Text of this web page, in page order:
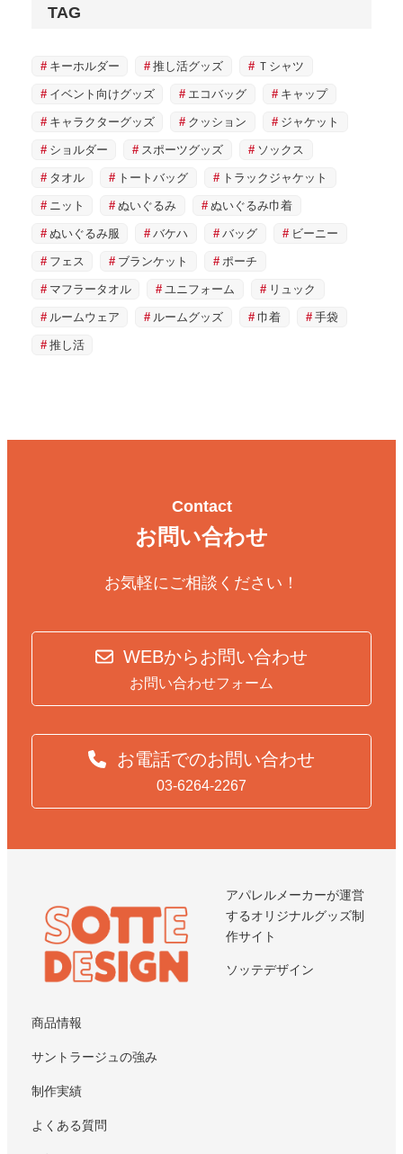
TAG
キーホルダー 推し活グッズ Ｔシャツ
イベント向けグッズ エコバッグ キャップ
キャラクターグッズ クッション ジャケット
ショルダー スポーツグッズ ソックス
タオル トートバッグ トラックジャケット
ニット ぬいぐるみ ぬいぐるみ巾着
ぬいぐるみ服 バケハ バッグ ビーニー
フェス ブランケット ポーチ
マフラータオル ユニフォーム リュック
ルームウェア ルームグッズ 巾着 手袋
推し活
Contact
お問い合わせ
お気軽にご相談ください！
WEBからお問い合わせ
お問い合わせフォーム
お電話でのお問い合わせ
03-6264-2267
アパレルメーカーが運営
するオリジナルグッズ制
作サイト
ソッテデザイン
商品情報
サントラージュの強み
制作実績
よくある質問